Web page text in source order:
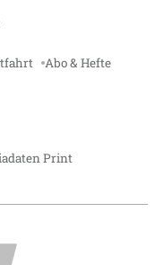
Abo & Hefte
Print